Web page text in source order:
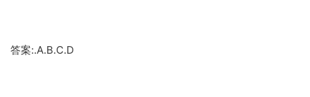
答案:.A.B.C.D